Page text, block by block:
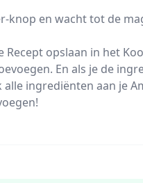
knop en wacht tot de
Recept opslaan in het
En als je de
ingrediënten aan je